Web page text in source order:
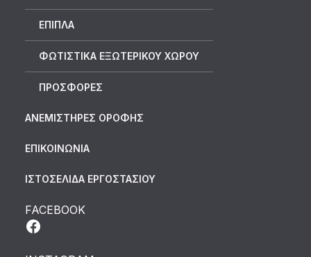
ΕΠΙΠΛΑ
ΦΩΤΙΣΤΙΚΑ ΕΞΩΤΕΡΙΚΟΥ ΧΩΡΟΥ
ΠΡΟΣΦΟΡΕΣ
ΑΝΕΜΙΣΤΗΡΕΣ ΟΡΟΦΗΣ
ΕΠΙΚΟΙΝΩΝΙΑ
ΙΣΤΟΣΕΛΙΔΑ ΕΡΓΟΣΤΑΣΙΟΥ
FACEBOOK